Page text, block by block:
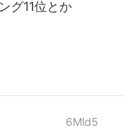
グ11位とか
6Mld5